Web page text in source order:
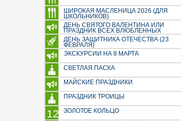
ШИРОКАЯ МАСЛЕНИЦА 2026 (ДЛЯ
ШКОЛЬНИКОВ)
ДЕНЬ СВЯТОГО ВАЛЕНТИНА ИЛИ
ПРАЗДНИК ВСЕХ ВЛЮБЛЕННЫХ
ДЕНЬ ЗАЩИТНИКА ОТЕЧЕСТВА (23
ФЕВРАЛЯ)
ЭКСКУРСИИ НА 8 МАРТА
СВЕТЛАЯ ПАСХА
МАЙСКИЕ ПРАЗДНИКИ
ПРАЗДНИК ТРОИЦЫ
12 ЗОЛОТОЕ КОЛЬЦО